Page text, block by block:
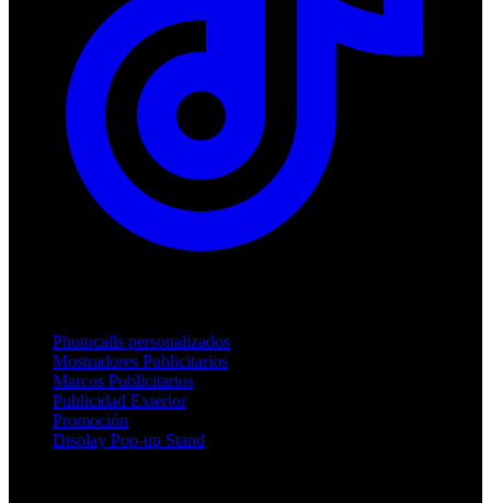
Photocalls personalizados
Mostradores Publicitarios
Marcos Publicitarios
Publicidad Exterior
Promoción
Display Pop-up Stand